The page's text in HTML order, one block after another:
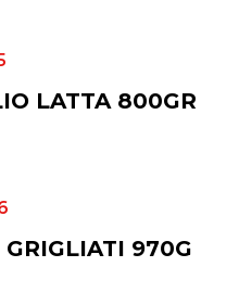
LATTA 800GR
970G